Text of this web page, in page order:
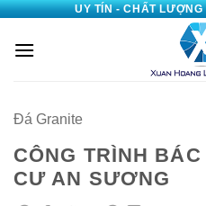
Bỏ
nội
UY TÍN - CHẤT
Đá Granite
CÔNG TRÌNH
CƯ AN SƯƠNG